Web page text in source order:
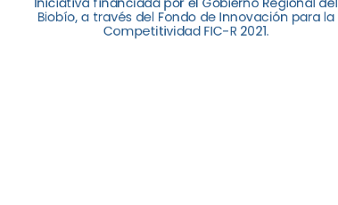
Biobío, a través del Fondo de Innovación para la
Competitividad FIC-R 2021.